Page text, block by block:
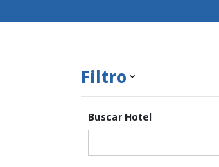
Filtro keyboard_arrow_down
Buscar Hotel